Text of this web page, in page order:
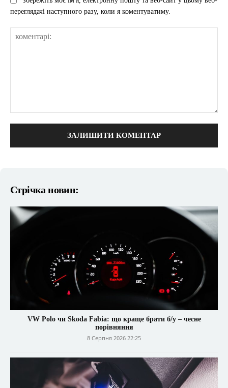
переглядачі наступного разу, коли я коментуватиму.
Стрічка новин:
VW Polo чи Skoda Fabia: що краще брати б/у – чесне
порівняння
8 Серпня 2026 22:25